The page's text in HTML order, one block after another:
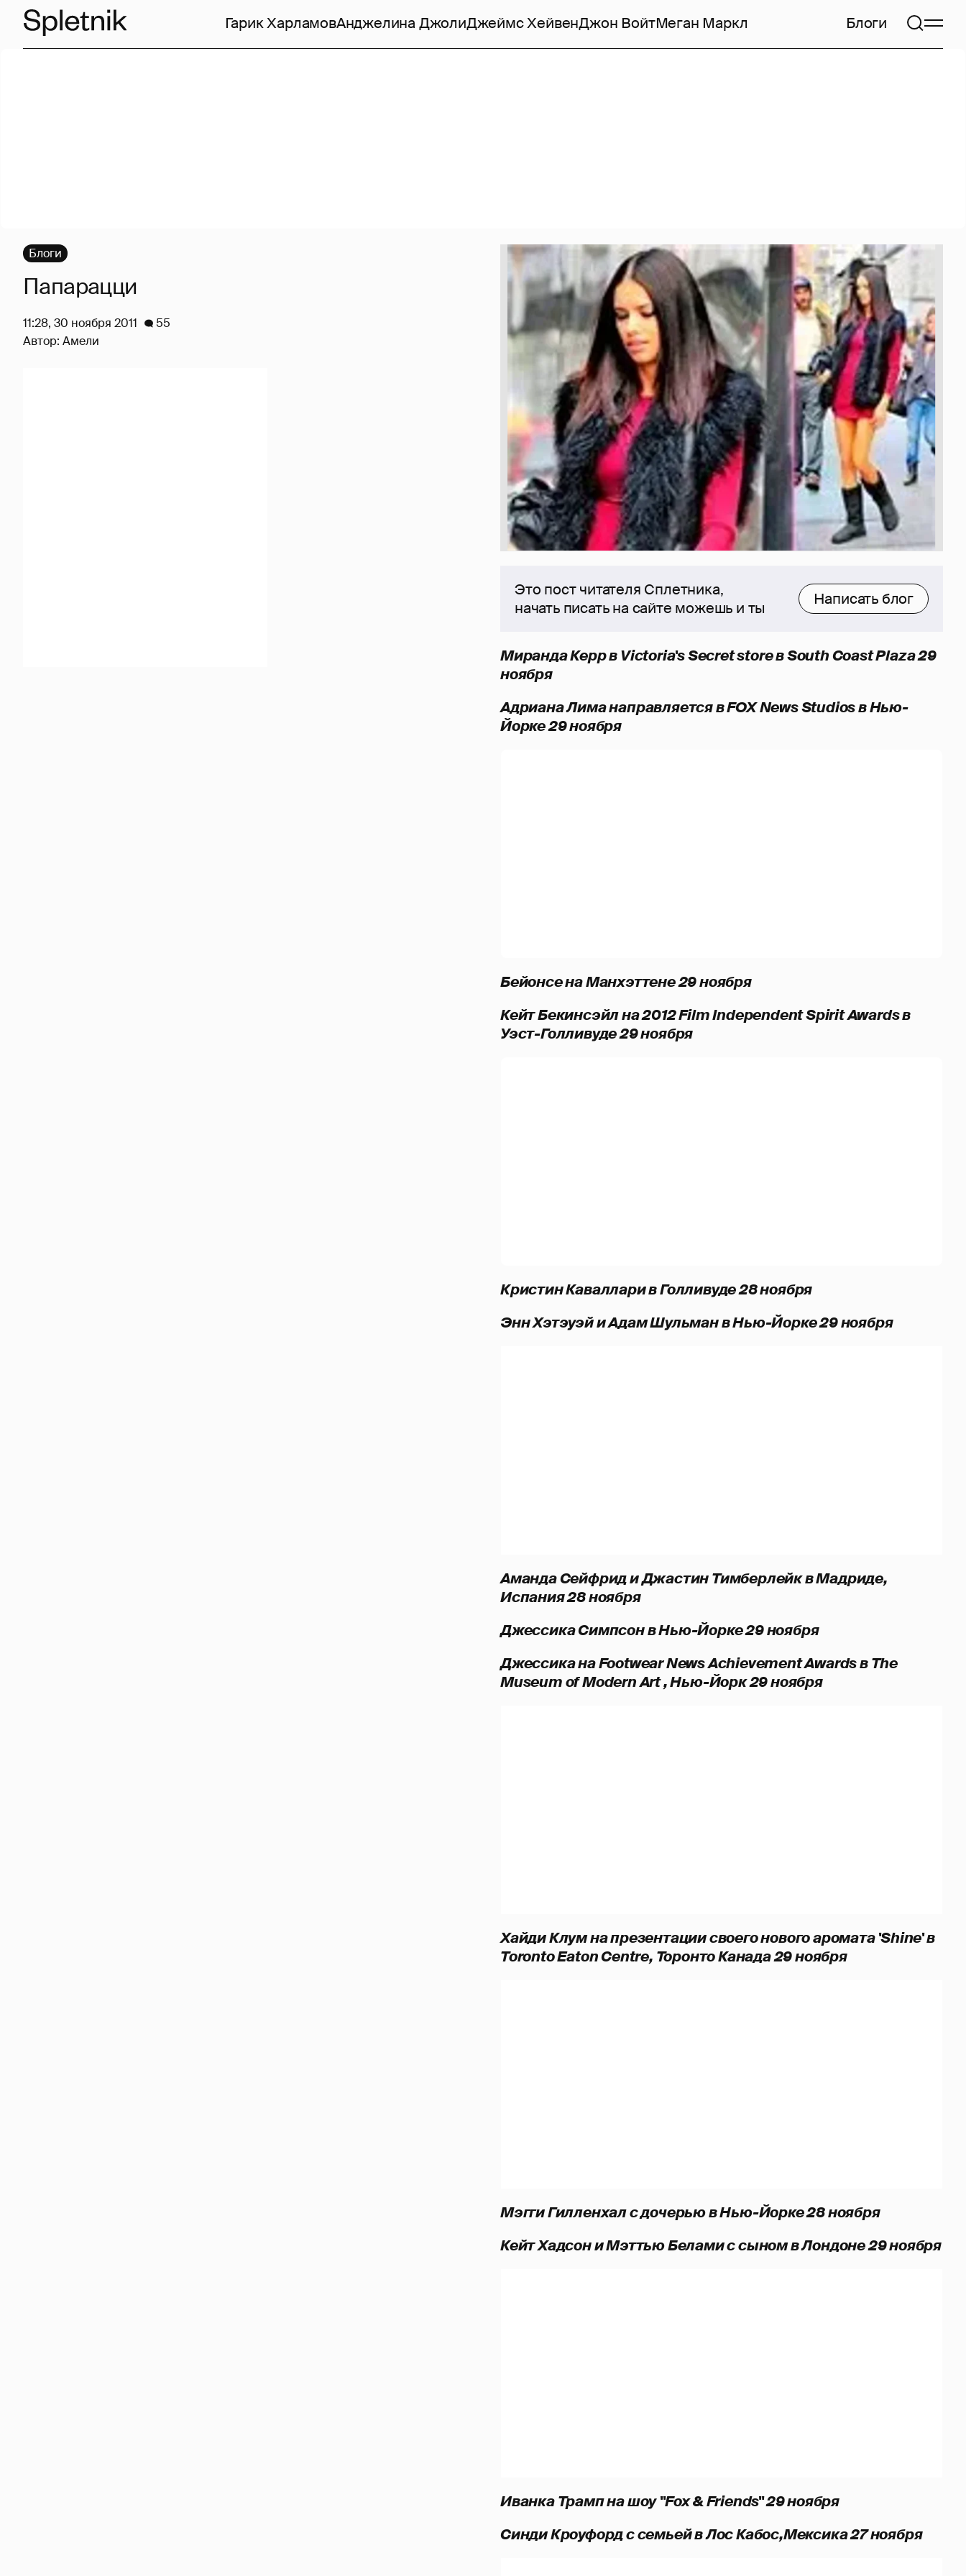
Гарик ХарламовАнджелина ДжолиДжеймс ХейвенДжон ВойтМеган Маркл Блоги
Это пост читателя Сплетника,
начать писать на сайте можешь и ты
Написать блог
Миранда Керр в Victoria's Secret store в South Coast Plaza 29
ноября
Адриана Лима направляется в FOX News Studios в Нью-
Йорке 29 ноября
Бейонсе на Манхэттене 29 ноября
Кейт Бекинсэйл на 2012 Film Independent Spirit Awards в
Уэст-Голливуде 29 ноября
Кристин Каваллари в Голливуде 28 ноября
Энн Хэтэуэй и Адам Шульман в Нью-Йорке 29 ноября
Аманда Сейфрид и Джастин Тимберлейк в Мадриде,
Испания 28 ноября
Джессика Симпсон в Нью-Йорке 29 ноября
Джессика на Footwear News Achievement Awards в The
Museum of Modern Art , Нью-Йорк 29 ноября
Хайди Клум на презентации своего нового аромата 'Shine' в
Toronto Eaton Centre, Торонто Канада 29 ноября
Мэгги Гилленхал с дочерью в Нью-Йорке 28 ноября
Кейт Хадсон и Мэттью Белами с сыном в Лондоне 29 ноября
Иванка Трамп на шоу "Fox & Friends" 29 ноября
Синди Кроуфорд с семьей в Лос Кабос,Мексика 27 ноября
Блоги
Папарацци
11:28, 30 ноября 2011
55
Автор: Амели